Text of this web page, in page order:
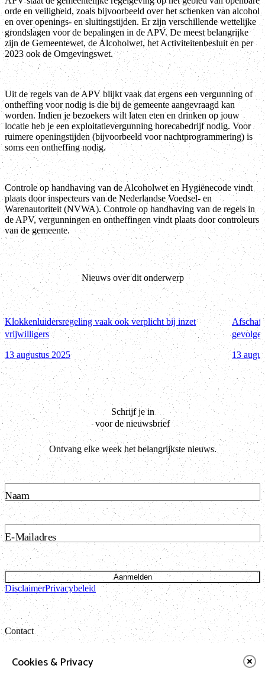
Cookies & Privacy
orde en veiligheid, zoals bijvoorbeeld over het schenken van alcohol
en over openings- en sluitingstijden. Er zijn verschillende wettelijke
grondslagen voor de bepalingen in de APV. De meest belangrijke
zijn de Gemeentewet, de Alcoholwet, het Activiteitenbesluit en per
2023 ook de Omgevingswet.
Uit de regels van de APV blijkt vaak dat ergens een vergunning of
ontheffing voor nodig is die bij de gemeente aangevraagd kan
worden.Indien je bezoekers wilt laten eten en drinken op jouw
locatie heb je een exploitatievergunning horecabedrijf nodig. Voor
ruimere openingstijden (bijvoorbeeld voor nachtprogrammering) is
soms een ontheffing nodig.
Controle op handhaving van de Alcoholwet en Hygiënecode vindt
plaats door inspecteurs van de Nederlandse Voedsel- en
Warenautoriteit (NVWA). Controle op handhaving van de regels in
de APV, vergunningen en ontheffingen vindt plaats door controleurs
van de gemeente.
Nieuws over dit onderwerp
Klokkenluidersregeling vaak ook verplicht bij inzet
vrijwilligers
13 augustus 2025 13
Schrijf je in
voor de nieuwsbrief
Ontvang elke week het belangrijkste nieuws.
Naam
E-Mailadres
Aanmelden
DisclaimerPrivacybeleid
Contact
Bataviastraat 24 unit 1.13